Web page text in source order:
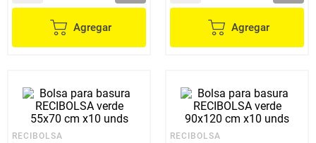
Agregar Agregar
RECIBOLSA RECIBOLSA